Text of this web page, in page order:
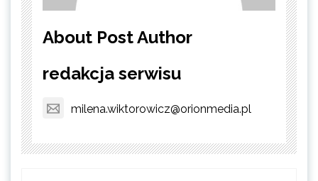
About Post Author
redakcja serwisu
milena.wiktorowicz@orionmedia.pl